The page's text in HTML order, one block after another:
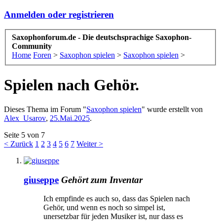
Anmelden oder registrieren
Saxophonforum.de - Die deutschsprachige Saxophon-
Community
Home Foren > Saxophon spielen > Saxophon spielen >
Spielen nach Gehör.
Dieses Thema im Forum "Saxophon spielen" wurde erstellt von
Alex_Usarov, 25.Mai.2025.
Seite 5 von 7
< Zurück 1 2 3 4 5 6 7 Weiter >
giuseppe Gehört zum Inventar
Ich empfinde es auch so, dass das Spielen nach
Gehör, und wenn es noch so simpel ist,
unersetzbar für jeden Musiker ist, nur dass es